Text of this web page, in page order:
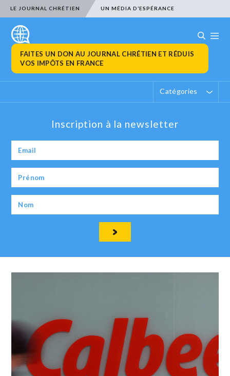
LE JOURNAL CHRÉTIEN UN MÉDIA D’ESPÉRANCE
FAITES UN DON AU JOURNAL CHRÉTIEN ET RÉDUIS
VOS IMPÔTS EN FRANCE
Catégories
Inscription à la newsletter